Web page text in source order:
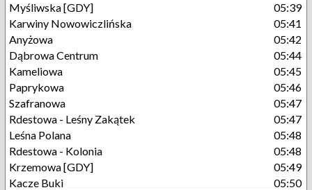
Myśliwska [GDY]
05:39
Karwiny Nowowiczlińska
05:41
Anyżowa
05:42
Dąbrowa Centrum
05:44
Kameliowa
05:45
Paprykowa
05:46
Szafranowa
05:47
Rdestowa - Leśny Zakątek
05:47
Leśna Polana
05:48
Rdestowa - Kolonia
05:48
Krzemowa [GDY]
05:49
Kacze Buki
05:50